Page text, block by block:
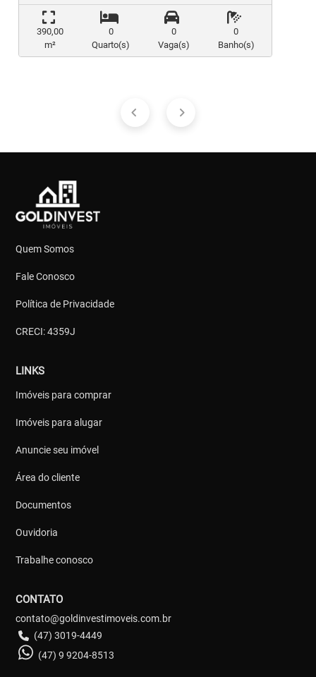
390,00
m²
0
Quarto(s)
0
Vaga(s)
0
Banho(s)
Quem Somos
Fale Conosco
Política de Privacidade
CRECI: 4359J
LINKS
Imóveis para comprar
Imóveis para alugar
Anuncie seu imóvel
Área do cliente
Documentos
Ouvidoria
Trabalhe conosco
CONTATO
contato@goldinvestimoveis.com.br
(47) 3019-4449
(47) 9 9204-8513